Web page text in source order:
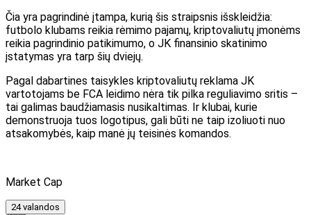
Čia yra pagrindinė įtampa, kurią šis straipsnis išskleidžia:
futbolo klubams reikia rėmimo pajamų, kriptovaliutų įmonėms
reikia pagrindinio patikimumo, o JK finansinio skatinimo
įstatymas yra tarp šių dviejų.
Pagal dabartines taisykles kriptovaliutų reklama JK
vartotojams be FCA leidimo nėra tik pilka reguliavimo sritis –
tai galimas baudžiamasis nusikaltimas. Ir klubai, kurie
demonstruoja tuos logotipus, gali būti ne taip izoliuoti nuo
atsakomybės, kaip manė jų teisinės komandos.
Market Cap
24 valandos